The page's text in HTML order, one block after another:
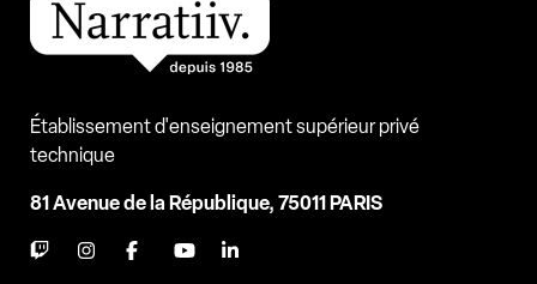
Établissement d'enseignement supérieur privé
technique
81 Avenue de la République, 75011 PARIS